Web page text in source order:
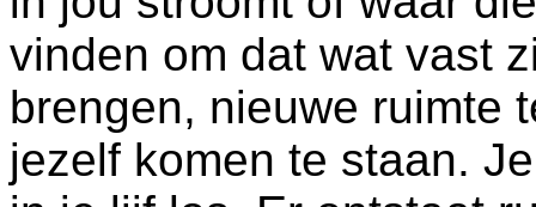
vinden om dat wat vast
brengen, nieuwe ruimte
jezelf komen te staan.